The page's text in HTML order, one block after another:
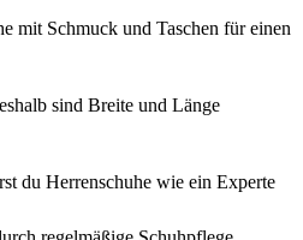
mit Schmuck und Taschen für einen
sind Breite und Länge
du Herrenschuhe wie ein Experte